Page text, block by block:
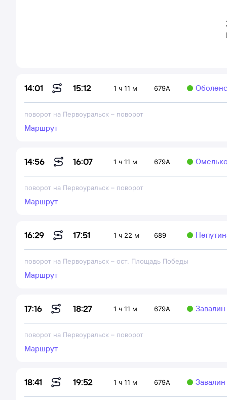
14:01 15:12 1 ч 11 м 679А
поворот на Первоуральск – поворот
Маршрут
14:56 16:07 1 ч 11 м 679А
поворот на Первоуральск – поворот
Маршрут
16:29 17:51 1 ч 22 м 689
поворот на Первоуральск – ост. Площадь Победы
Маршрут
17:16 18:27 1 ч 11 м 679А
поворот на Первоуральск – поворот
Маршрут
18:41 19:52 1 ч 11 м 679А